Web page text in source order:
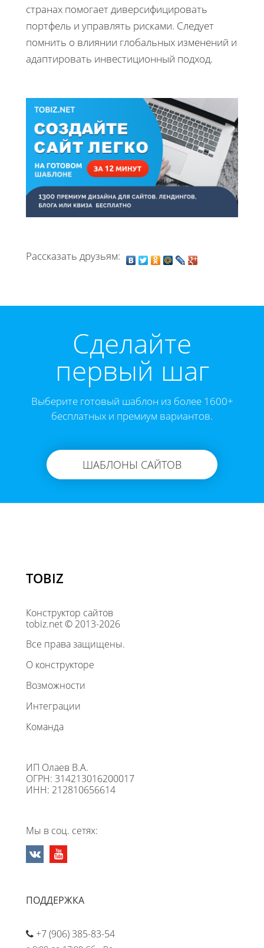
странах помогает диверсифицировать
портфель и управлять рисками. Следует
помнить о влиянии глобальных изменений и
адаптировать инвестиционный подход.
Рассказать друзьям:
Cделайте
первый шаг
Выберите готовый шаблон из более 1600+
бесплатных и премиум вариантов.
ШАБЛОНЫ САЙТОВ
TOBIZ
Конструктор сайтов
tobiz.net © 2013-2026
Все права защищены.
О конструкторе
Возможности
Интеграции
Команда
ИП Олаев В.А.
ОГРН: 314213016200017
ИНН: 212810656614
Мы в соц. сетях:
ПОДДЕРЖКА
+7 (906) 385-83-54